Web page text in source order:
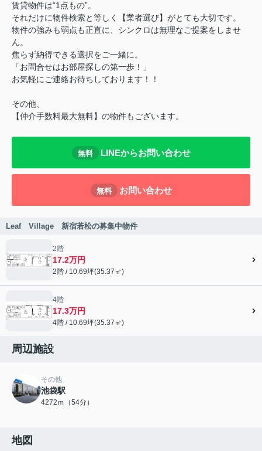
賃貸物件は“1点もの”。
それだけに物件検索と等しく【業者選び】がとても大切です。
物件の強みも弱点も正直に、シンクロは無理なご提案をしませ
ん。
焦らず納得できる選択をご一緒に。
「お問合せはお部屋探しの第一歩！」
お気軽にご連絡お待ちしております！！
その他、
【仲介手数料最大無料】の物件もございます。
無料 LINEからお問い合わせ
無料 お問い合わせ
Leaf Village 新宿若松の募集中物件
2階
17.2万円
2階 / 10.69坪(35.37㎡)
4階
17.3万円
4階 / 10.69坪(35.37㎡)
周辺施設
その他
池袋駅
4272ｍ（54分）
地図